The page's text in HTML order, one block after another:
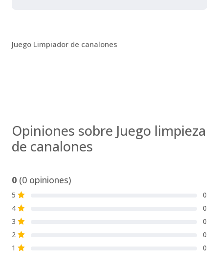
Juego Limpiador de canalones
Opiniones sobre Juego limpieza
de canalones
0 (0 opiniones)
5 S
0
4 S
0
3 S
0
2 S
0
1 S 0